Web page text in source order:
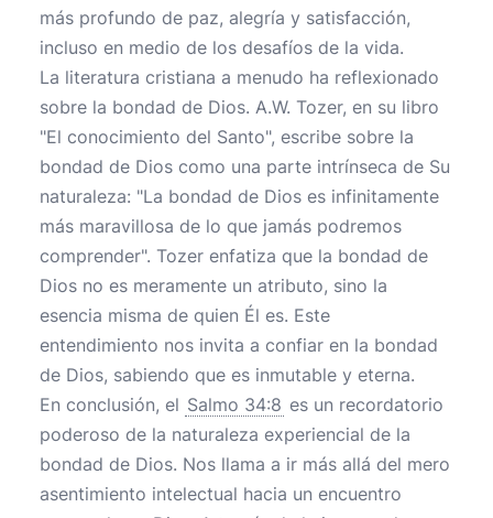
más profundo de paz, alegría y satisfacción,
incluso en medio de los desafíos de la vida.
La literatura cristiana a menudo ha reflexionado
sobre la bondad de Dios. A.W. Tozer, en su libro
"El conocimiento del Santo", escribe sobre la
bondad de Dios como una parte intrínseca de Su
naturaleza: "La bondad de Dios es infinitamente
más maravillosa de lo que jamás podremos
comprender". Tozer enfatiza que la bondad de
Dios no es meramente un atributo, sino la
esencia misma de quien Él es. Este
entendimiento nos invita a confiar en la bondad
de Dios, sabiendo que es inmutable y eterna.
En conclusión, el Salmo 34:8 es un recordatorio
poderoso de la naturaleza experiencial de la
bondad de Dios. Nos llama a ir más allá del mero
asentimiento intelectual hacia un encuentro